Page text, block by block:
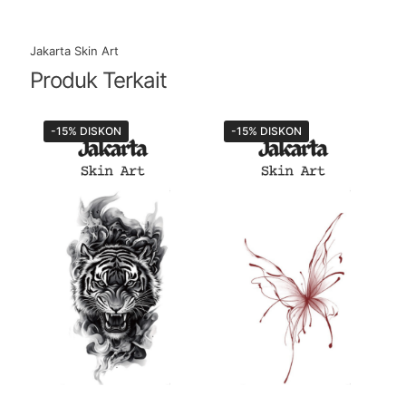
Jakarta Skin Art
Produk Terkait
-15% DISKON -15% DISKON